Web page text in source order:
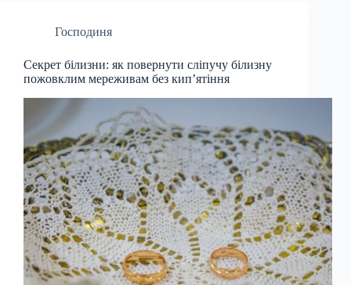
Господиня
Секрет білизни: як повернути сліпучу білизну
пожовклим мереживам без кип’ятіння